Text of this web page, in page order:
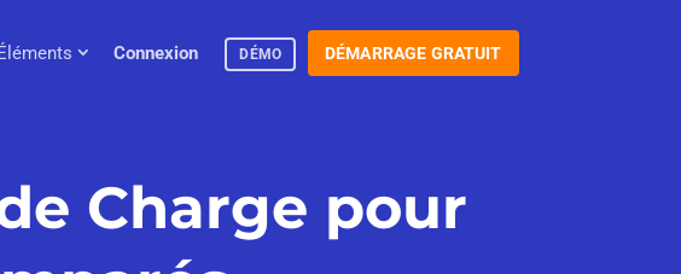
Connexion DÉMO DÉMARRAGE GRATUIT
Charge pour